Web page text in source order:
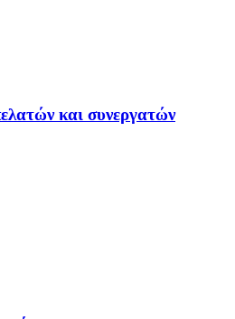
και συνεργατών